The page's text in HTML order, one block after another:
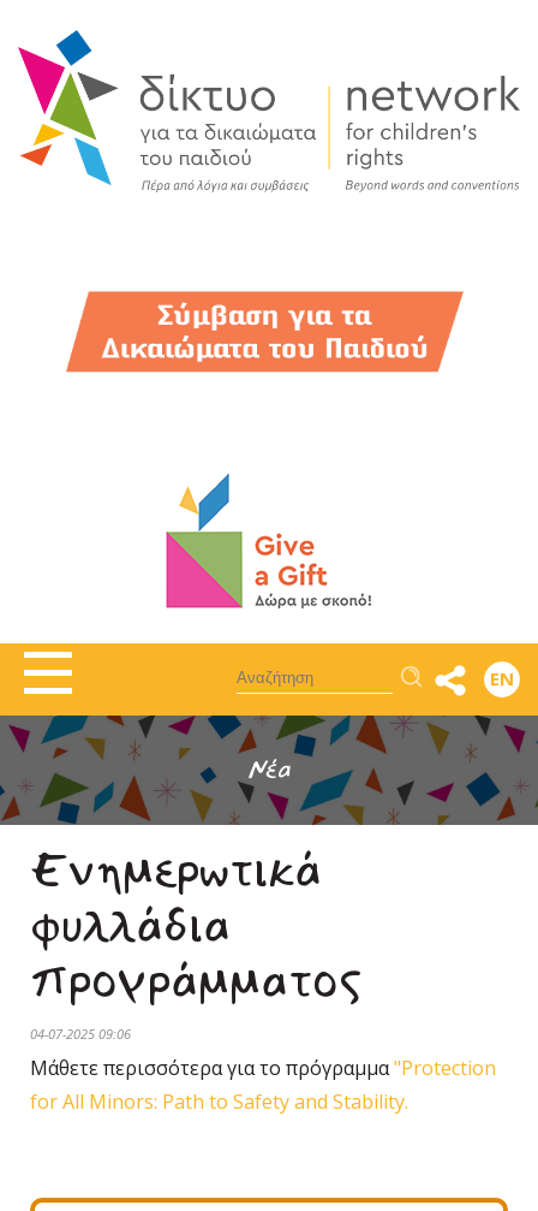
Αναζήτηση EN
Νέα
Ενημερωτικά
φυλλάδια
προγράμματος
04-07-2025 09:06
Μάθετε περισσότερα για το πρόγραμμα"Protection
for All Minors: Path to Safety and Stability.